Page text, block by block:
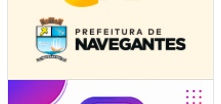
08/08/2026 | 07:00
8º Capoezade promove semana de oficinas gratuitas e atividades
culturais em Itajaí
GERAL